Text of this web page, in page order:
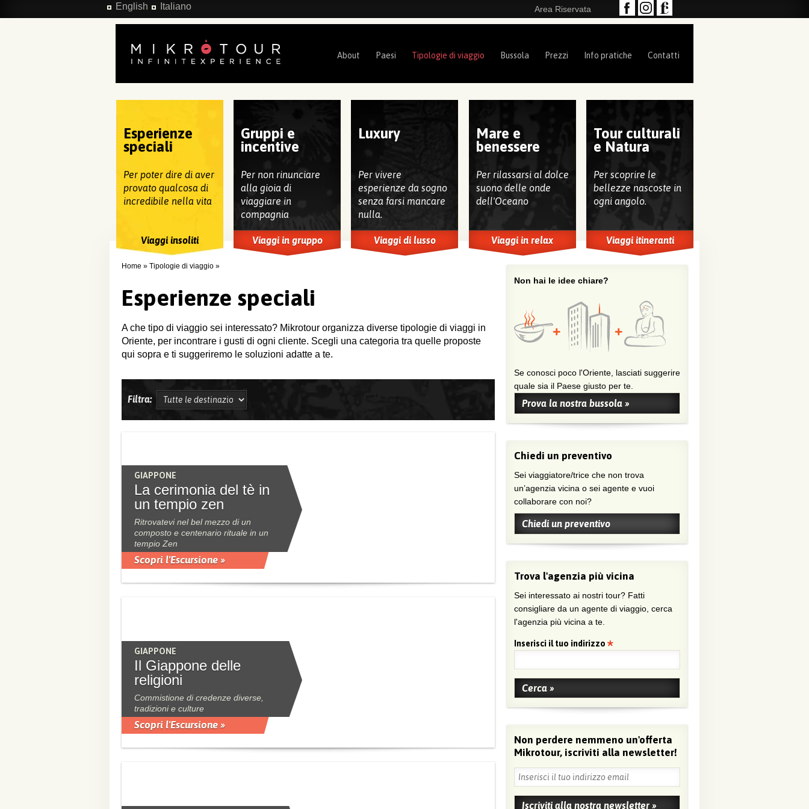
Salta al contenuto principale Area Riservata
English Italiano
About Paesi Tipologie di viaggio Bussola Prezzi Info pratiche Contatti
Home » Tipologie di viaggio »
Esperienze
speciali
Per poter dire di aver
provato qualcosa di
incredibile nella vita
Viaggi insoliti
Gruppi e
incentive
Per non rinunciare
alla gioia di
viaggiare in
compagnia
Viaggi in gruppo
Luxury
Per vivere
esperienze da sogno
senza farsi mancare
nulla.
Viaggi di lusso
Mare e
benessere
Per rilassarsi al dolce
suono delle onde
dell'Oceano
Viaggi in relax
Tour culturali
e Natura
Per scoprire le
bellezze nascoste in
ogni angolo.
Viaggi itineranti
Esperienze speciali
A che tipo di viaggio sei interessato? Mikrotour organizza diverse tipologie di viaggi in
Oriente, per incontrare i gusti di ogni cliente. Scegli una categoria tra quelle proposte
qui sopra e ti suggeriremo le soluzioni adatte a te.
Filtra:
GIAPPONE
La cerimonia del tè in
un tempio zen
Ritrovatevi nel bel mezzo di un
composto e centenario rituale in un
tempio Zen
Scopri l'Escursione »
GIAPPONE
Il Giappone delle
religioni
Commistione di credenze diverse,
tradizioni e culture
Scopri l'Escursione »
Non hai le idee chiare?
Se conosci poco l'Oriente, lasciati suggerire
quale sia il Paese giusto per te.
Prova la nostra bussola »
Chiedi un preventivo
Sei viaggiatore/trice che non trova
un’agenzia vicina o sei agente e vuoi
collaborare con noi?
Chiedi un preventivo
Trova l'agenzia più vicina
Sei interessato ai nostri tour? Fatti
consigliare da un agente di viaggio, cerca
l'agenzia più vicina a te.
Inserisci il tuo indirizzo
Non perdere nemmeno un'offerta
Mikrotour, iscriviti alla newsletter!